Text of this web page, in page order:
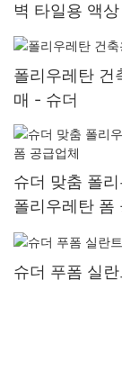
벽 타일용 액
폴리우레탄
매 - 슈더
슈더 맞춤 폴
폴리우레탄 폼
슈더 푸폼 실